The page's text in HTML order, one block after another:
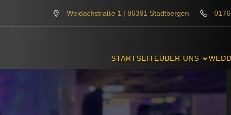
Weidachstraße 1 | 86391 Stadtbergen
STARTSEITEÜBER UNS